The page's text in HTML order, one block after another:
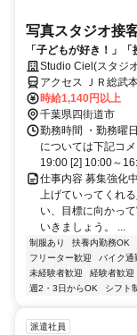
写真スタジオ接
「子どもが好き！」
る！」そんなきっか
募集！
Studio Ciel(スタジ
アクセス ＪＲ総武
時給1,140円以上
千葉県四街道市
勤務時間 ・勤務曜
については下記コ
19:00 [2] 10:00～
仕事内容 募集強化
上げていってくれ
い、目標に向かっ
いきましょう。 ...
制服あり 扶養内勤務OK
フリーター歓迎
バイク通
未経験者歓迎
経験者歓迎
週2・3日からOK
シフト
派遣社員